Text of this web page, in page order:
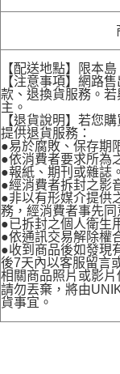
【配送地點】限本島
【注意事項】網路
款、退換貨服務。
主。
【退貨說明】若您
提供退貨服務：
●易於腐敗、保存期
●依消費者要求所為
●報紙、期刊或雜誌。
●經消費者拆封之影
●非以有形媒介提供
務，經消費者事先同
●已拆封之個人衛生
●依通訊交易解除權
●收到商品後如發現
後7天內以客服留言
相關商品照片或影片
請勿丟棄，將由
貨事宜。